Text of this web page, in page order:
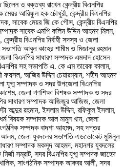
ও বক্তব্য রাখেন কেন্দ্রীয় বিএনপির
মেয়র আরিফুল হক চৌধুরী, কেন্দ্রীয় বিএনপির
সাবেক মেয়র জি কে গৌস, কেন্দ্রীয় বিএনপির
সাবেক এমপি কলিম উদ্দিন আহমদ মিলন,
কেন্দ্রীয় বিএনপির নির্বাহী সদস্য ও জেলা
সভাপতি আবুল কাহের শামীম ও মিজানুর রহমান
বিএনপির সাধারণ সম্পদক এমদাদ হোসেন
সহ সভাপতি এ. কে এম তারেক কালাম,
ফয়সল, আজির উদ্দিন চেয়ারম্যান, শহীদ আহমদ
যুগ্ম সম্পাদক ও সদর উপজেলা বিএনপির
জেলা গণশিক্ষা বিশষক সম্পাদক ও সদর
সাধারণ সম্পাদক আজিজুর আজিজ, জেলা
আব্দুর রহমান, ইসলাম উদ্দিন, রফিকুল ইসলাম,
বিষয়ক সম্পাদক আল মামুন খান, জেলা
সম্পদক বাদশা আহমদ, সহ দপ্তর
আলম, জেলা যুবদলের সভাপতি এডভোকেট মুমিনুল
সম্পাদক মকসুদ আহমদ, মহানগর যুবদলের
মির্জা সম্রাট, সদর বিএনপির যুগ্ম সম্পদক জাহেদ
সাংগঠনিক সম্পাদক আকবর আলী, সদর